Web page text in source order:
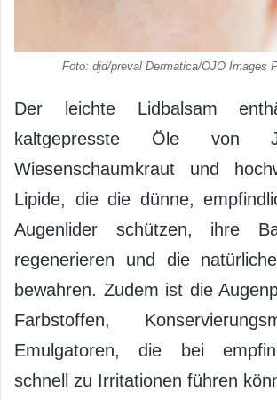
Foto: djd/preval Dermatica/OJO Images
Der leichte Lidbalsam
kaltgepresste Öle von
Wiesenschaumkraut und
Lipide, die die dünne,
Augenlider schützen, ihre
regenerieren und die
bewahren. Zudem ist die
Farbstoffen,
Emulgatoren, die bei
schnell zu Irritationen führen